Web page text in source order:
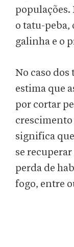
populações.
o tatu-peba,
galinha e o
No caso
estima que
por cortar
crescimento
significa
se
perda de
fogo, entre